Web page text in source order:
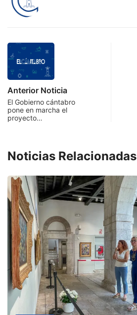
Anterior Noticia
El Gobierno cántabro
pone en marcha el
proyecto…
Noticias Relacionadas